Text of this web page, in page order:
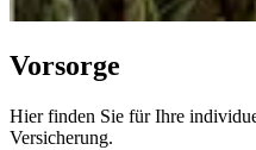
Vorsorge
Hier finden Sie für Ihre
Versicherung.